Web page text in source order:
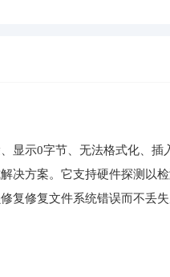
显示0字节、无法格式化、
决方案。它支持硬件探测以
复修复文件系统错误而不丢